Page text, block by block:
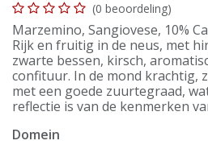
(0 beoordeling)
Marzemino, Sangiovese, 10%
Rijk en fruitig in de neus, met
zwarte bessen, kirsch,
confituur. In de mond krachtig,
met een goede zuurtegraad,
reflectie is van de kenmerken
Domein